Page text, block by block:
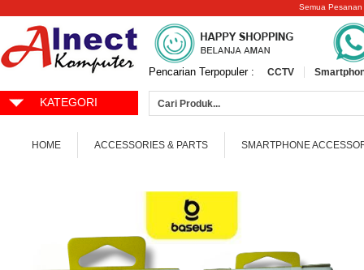
Semua Pesanan
Pencarian Terpopuler : CCTV
KATEGORI
HOME ACCESSORIES & PARTS SMARTPHONE